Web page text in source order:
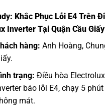
Khắc Phục Lỗi E4 Trên
Inverter Tại Quận Cầu Giấy
hàng: Anh Hoàng,
trạng: Điều hòa
báo lỗi E4, chạy 5
mát.